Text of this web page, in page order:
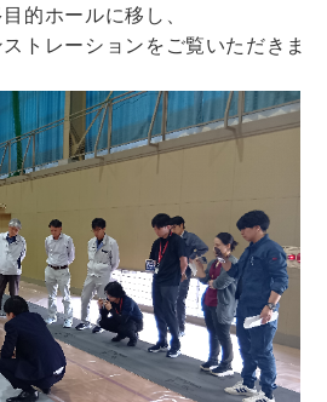
的ホールに移し、
トレーションをご覧いただきま